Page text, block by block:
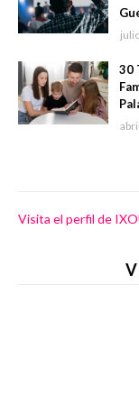
30
Visita el perfil de